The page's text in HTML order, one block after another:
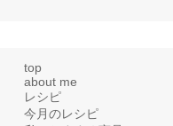
top
about me
レシピ
今月のレシピ